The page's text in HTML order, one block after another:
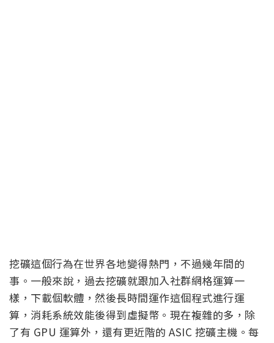
挖礦這個行為在世界各地變得熱門，不過幾年間的
事。一般來說，過去挖礦就跟加入社群網格運算一
樣，下載個軟體，然後長時間運作這個程式進行運
算，消耗系統效能後得到虛擬幣。現在複雜的多，除
了有 GPU 運算外，還有更近階的 ASIC 挖礦主機。每